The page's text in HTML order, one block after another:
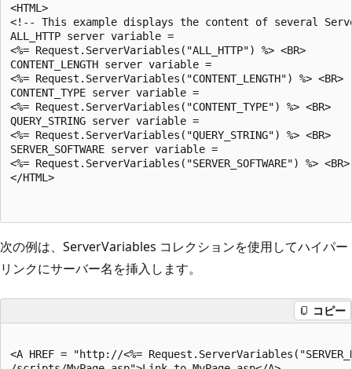
<HTML>
<!-- This example displays the content of several
ALL_HTTP server variable =
<%= Request.ServerVariables("ALL_HTTP") %> <BR>
CONTENT_LENGTH server variable =
<%= Request.ServerVariables("CONTENT_LENGTH") %> <BR>
CONTENT_TYPE server variable =
<%= Request.ServerVariables("CONTENT_TYPE") %> <BR>
QUERY_STRING server variable =
<%= Request.ServerVariables("QUERY_STRING") %> <BR>
SERVER_SOFTWARE server variable =
<%= Request.ServerVariables("SERVER_SOFTWARE") %> <BR>
</HTML>
次の例は、ServerVariables コレクションを使用してハイパー
リンクにサーバー名を挿入します。
コピー
<A HREF = "http://<%=